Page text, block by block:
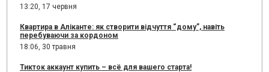
13:20, 17 червня
Квартира в Аліканте: як створити відчуття “дому”, навіть
перебуваючи за кордоном
18:06, 30 травня
Тикток аккаунт купить – всё для вашего старта!